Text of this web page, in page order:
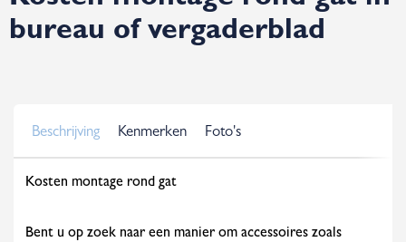
bureau of vergaderblad
Beschrijving Kenmerken Foto's
Kosten montage rond gat
Bent u op zoek naar een manier om accessoires zoals